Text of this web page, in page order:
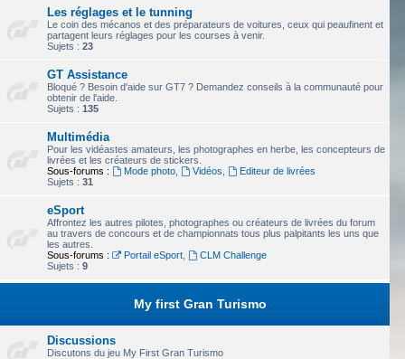
Les réglages et le tunning
Le coin des mécanos et des préparateurs de voitures, ceux qui peaufinent et
partagent leurs réglages pour les courses à venir.
Sujets : 23
GT Assistance
Bloqué ? Besoin d'aide sur GT7 ? Demandez conseils à la communauté pour
obtenir de l'aide.
Sujets : 135
Multimédia
Pour les vidéastes amateurs, les photographes en herbe, les concepteurs de
livrées et les créateurs de stickers.
Sous-forums :
Mode photo, Vidéos
Editeur de livrées
Sujets : 31
eSport
Affrontez les autres pilotes, photographes ou créateurs de livrées du forum
au travers de concours et de championnats tous plus palpitants les uns que
les autres.
Sous-forums :
Portail eSport,
CLM Challenge
Sujets : 9
My first Gran Turismo
Discussions
Discutons du jeu My First Gran Turismo